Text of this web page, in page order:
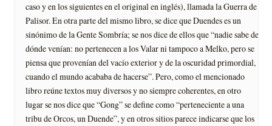
caso y en los siguientes en el original en inglés), llamada la Guerra de
Palisor. En otra parte del mismo libro, se dice que Duendes es un
sinónimo de la Gente Sombría; se nos dice de ellos que “nadie sabe de
dónde venían: no pertenecen a los Valar ni tampoco a Melko, pero se
piensa que provenían del vacío exterior y de la oscuridad primordial,
cuando el mundo acababa de hacerse”. Pero, como el mencionado
libro reúne textos muy diversos y no siempre coherentes, en otro
lugar se nos dice que “Gong” se define como “perteneciente a una
tribu de Orcos, un Duende”, y en otros sitios parece indicarse que los